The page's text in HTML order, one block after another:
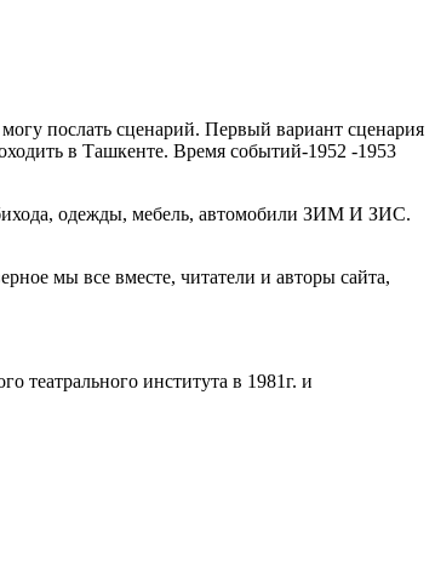
послать сценарий. Первый вариант сценария
в Ташкенте. Время событий-1952 -1953
одежды, мебель, автомобили ЗИМ И ЗИС.
мы все вместе, читатели и авторы сайта,
театрального института в 1981г. и